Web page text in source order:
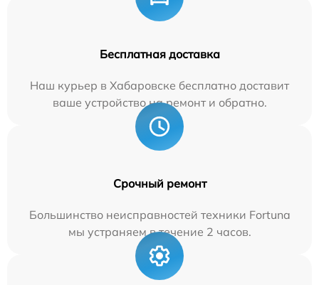
Бесплатная доставка
Наш курьер в Хабаровске бесплатно доставит
ваше устройство на ремонт и обратно.
Срочный ремонт
Большинство неисправностей техники Fortuna
мы устраняем в течение 2 часов.